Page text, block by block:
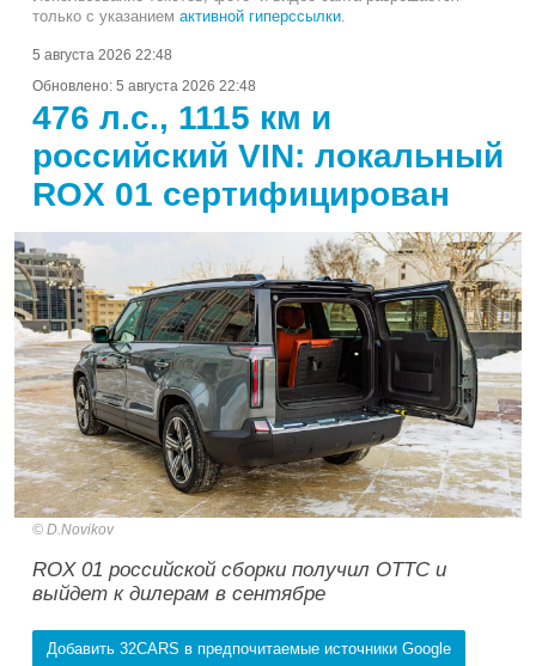
только с указанием активной гиперссылки.
5 августа 2026 22:48
Обновлено: 5 августа 2026 22:48
476 л.с., 1115 км и
российский VIN: локальный
ROX 01 сертифицирован
D.Novikov
ROX 01 российской сборки получил ОТТС и
выйдет к дилерам в сентябре
Добавить 32CARS в предпочитаемые источники Google